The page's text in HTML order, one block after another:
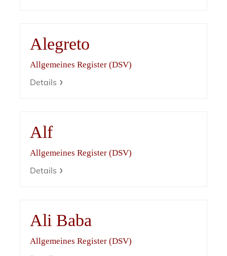
Alegreto
Allgemeines Register (DSV)
Details
Alf
Allgemeines Register (DSV)
Details
Ali Baba
Allgemeines Register (DSV)